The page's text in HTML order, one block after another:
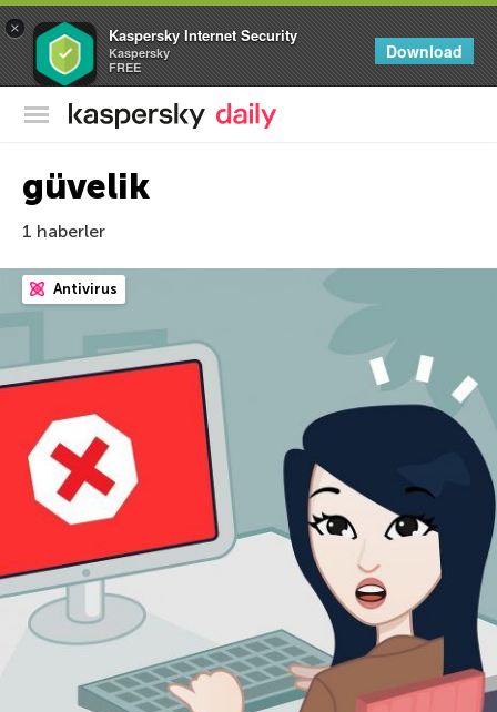
× Kaspersky Internet Security
Kaspersky
FREE
Download
Kaspersky Resmi Blogu
güvelik
1 haberler
Antivirus